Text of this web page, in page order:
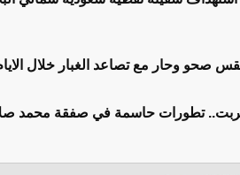
طقس صحو وحار مع تصاعد الغبار خلال
تطورات حاسمة في صفقة محمد